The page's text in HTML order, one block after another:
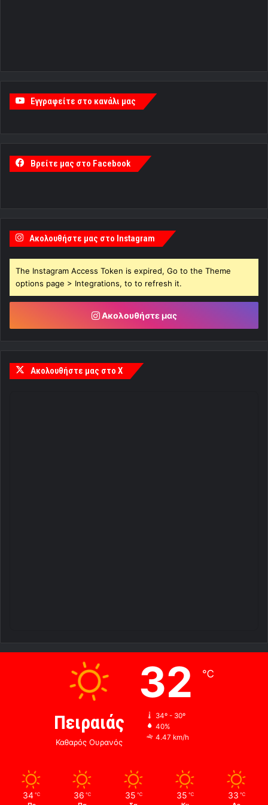
Εγγραφείτε στο κανάλι μας
Βρείτε μας στο Facebook
Ακολουθήστε μας στο Instagram
The Instagram Access Token is expired, Go to the Theme
options page > Integrations, to to refresh it.
Ακολουθήστε μας
Ακολουθήστε μας στο X
Πειραιάς
Καθαρός Ουρανός
32 ℃
34º - 30º
40%
4.47 km/h
34 ℃ 36 ℃ 35 ℃ 35 ℃ 33 ℃